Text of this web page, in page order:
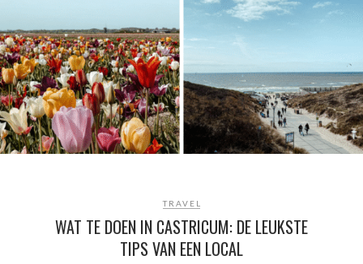
TRAVEL
WAT TE DOEN IN CASTRICUM: DE LEUKSTE
TIPS VAN EEN LOCAL